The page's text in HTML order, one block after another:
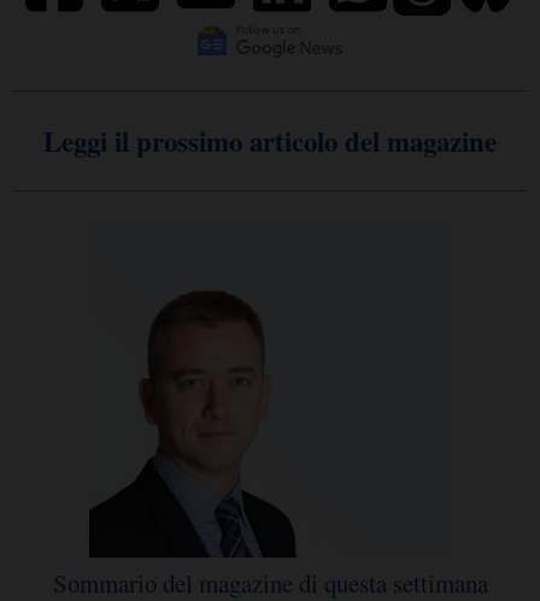
Leggi il prossimo articolo del magazine
Sommario del magazine di questa settimana